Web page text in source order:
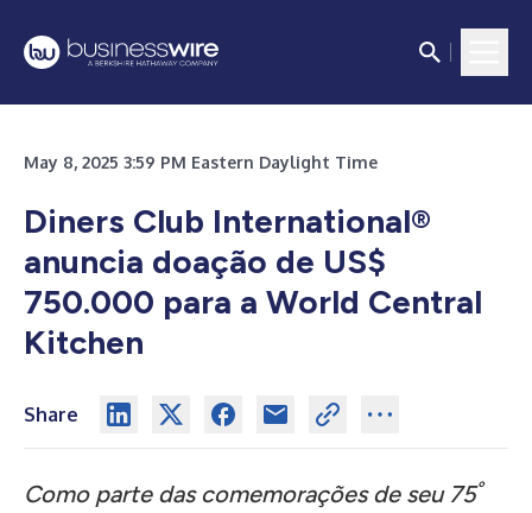
May 8, 2025 3:59 PM Eastern Daylight Time
Diners Club International®
anuncia doação de US$
750.000 para a World Central
Kitchen
Share
Como parte das comemorações de seu 75º